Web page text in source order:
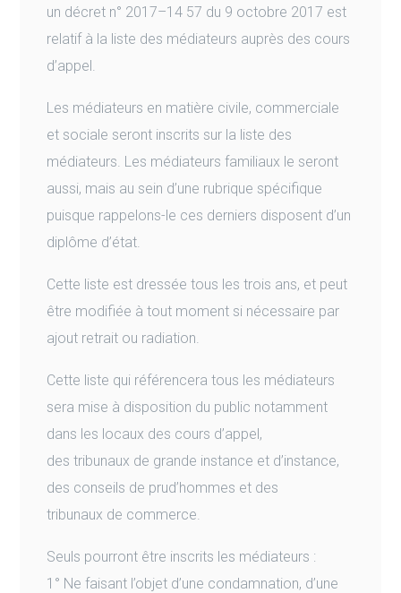
un décret n° 2017–14 57 du 9 octobre 2017 est
relatif à la liste des médiateurs auprès des cours
d’appel.
Les médiateurs en matière civile, commerciale
et sociale seront inscrits sur la liste des
médiateurs. Les médiateurs familiaux le seront
aussi, mais au sein d’une rubrique spécifique
puisque rappelons-le ces derniers disposent d’un
diplôme d’état.
Cette liste est dressée tous les trois ans, et peut
être modifiée à tout moment si nécessaire par
ajout retrait ou radiation.
Cette liste qui référencera tous les médiateurs
sera mise à disposition du public notamment
dans les locaux des cours d’appel,
des tribunaux de grande instance et d’instance,
des conseils de prud’hommes et des
tribunaux de commerce.
Seuls pourront être inscrits les médiateurs :
1° Ne faisant l’objet d’une condamnation, d’une